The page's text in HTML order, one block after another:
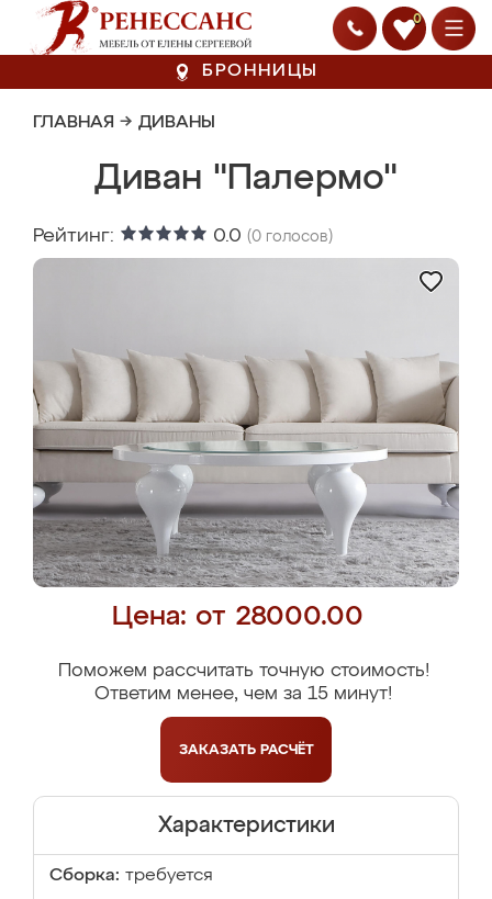
0
БРОННИЦЫ
ГЛАВНАЯ → ДИВАНЫ
Диван "Палермо"
Рейтинг: 0.0 (0 голосов)
Цена: от 28000.00
Поможем рассчитать точную стоимость!
Ответим менее, чем за 15 минут!
ЗАКАЗАТЬ РАСЧЁТ
Характеристики
Сборка: требуется